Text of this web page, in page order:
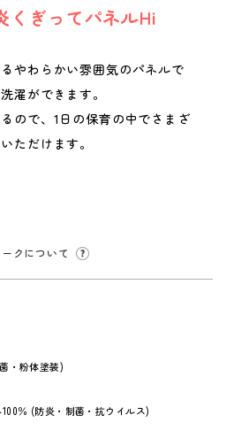
くぎってパネルHi
やわらかい雰囲気のパネルで
濯ができます。
ので、1日の保育の中でさまざ
ただけます。
クについて
・粉体塗装)
％ (防炎・制菌・抗ウイルス)